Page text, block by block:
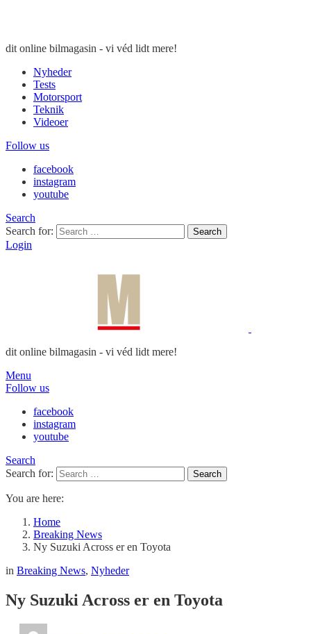
dit online bilmagasin - vi véd lidt mere!
Nyheder
Tests
Motorsport
Teknik
Videoer
Follow us
facebook
instagram
youtube
Search
Search for:
Search
Login
dit online bilmagasin - vi véd lidt mere!
Menu
Follow us
facebook
instagram
youtube
Search
Search for:
Search
You are here:
Home
Breaking News
Ny Suzuki Across er en Toyota
in Breaking News, Nyheder
Ny Suzuki Across er en Toyota